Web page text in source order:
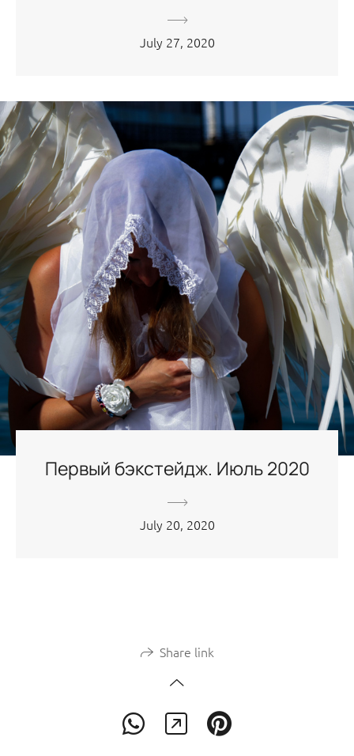
July 27, 2020
Первый бэкстейдж. Июль 2020
July 20, 2020
Share link